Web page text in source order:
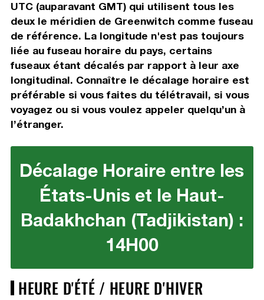
UTC (auparavant GMT) qui utilisent tous les
deux le méridien de Greenwitch comme fuseau
de référence. La longitude n'est pas toujours
liée au fuseau horaire du pays, certains
fuseaux étant décalés par rapport à leur axe
longitudinal. Connaître le décalage horaire est
préférable si vous faites du télétravail, si vous
voyagez ou si vous voulez appeler quelqu’un à
l’étranger.
Décalage Horaire entre les
États-Unis et le Haut-
Badakhchan (Tadjikistan) :
14H00
HEURE D'ÉTÉ / HEURE D'HIVER